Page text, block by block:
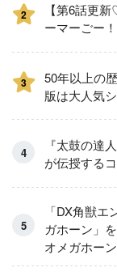
2
【第6話更
ーマーごー
3
50年以上の
版は大人気
『太鼓の達
が伝授する
「DX角獣
ガホーン」
オメガホー